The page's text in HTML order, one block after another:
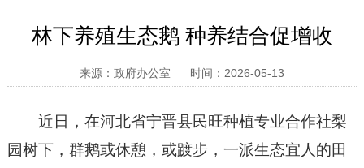
林下养殖生态鹅 种养结合促增收
来源：政府办公室 时间：2026-05-13
近日，在河北省宁晋县民旺种植专业合作社梨
园树下，群鹅或休憩，或踱步，一派生态宜人的田